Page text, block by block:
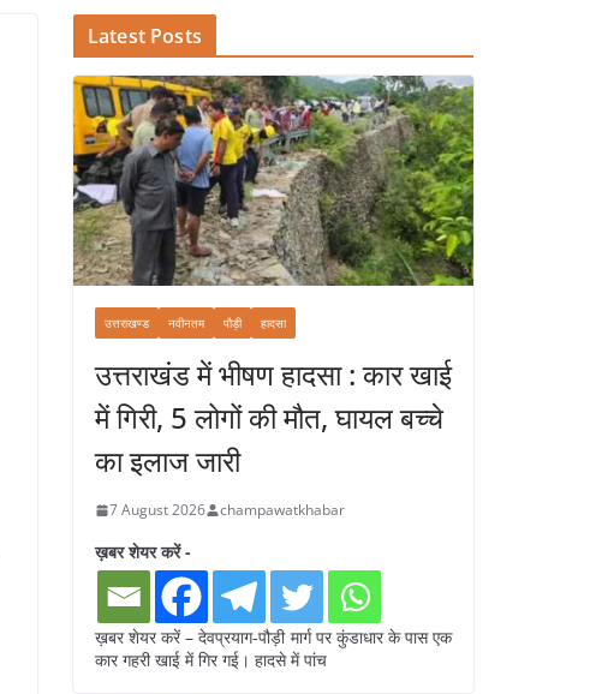
Latest Posts
उत्तराखण्ड नवीनतम पौड़ी हादसा
उत्तराखंड में भीषण हादसा : कार खाई
में गिरी, 5 लोगों की मौत, घायल बच्चे
का इलाज जारी
7 August 2026 champawatkhabar
ख़बर शेयर करें -
ख़बर शेयर करें – देवप्रयाग-पौड़ी मार्ग पर कुंडाधार के पास एक
कार गहरी खाई में गिर गई। हादसे में पांच